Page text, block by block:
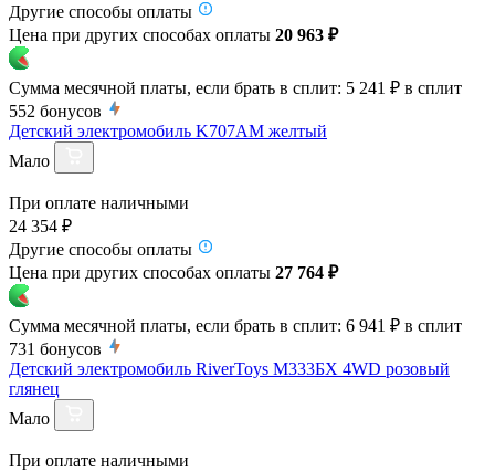
Другие способы оплаты
Цена при других способах оплаты 20 963 ₽
Сумма месячной платы, если брать в сплит: 5 241 ₽ в сплит
552 бонусов
Детский электромобиль K707AM желтый
Мало
При оплате наличными
24 354 ₽
Другие способы оплаты
Цена при других способах оплаты 27 764 ₽
Сумма месячной платы, если брать в сплит: 6 941 ₽ в сплит
731 бонусов
Детский электромобиль RiverToys М333БХ 4WD розовый
глянец
Мало
При оплате наличными